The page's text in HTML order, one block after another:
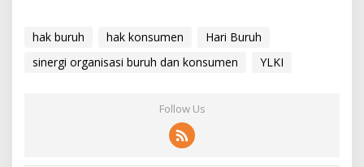
hak buruh hak konsumen
Hari Buruh
sinergi organisasi buruh dan konsumen
YLKI
Follow Us